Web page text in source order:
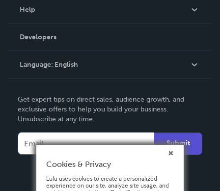
Podcast
Help
Order Lookup
Knowledge Base
Contact Support
Developers
Language: English
Deutsch
Français
Español
Get expert tips on direct sales, audience growth, and
exclusive offers to help you build your business.
Unsubscribe at any time.
Submit
Cookies & Privacy
Lulu uses cookies to create a personalized
experience on our site, analyze site usage, and